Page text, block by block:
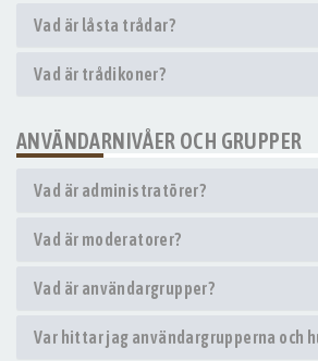
Vad är låsta trådar?
Vad är trådikoner?
ANVÄNDARNIVÅER OCH GRUPPER
Vad är administratörer?
Vad är moderatorer?
Vad är användargrupper?
Var hittar jag användargrupperna och